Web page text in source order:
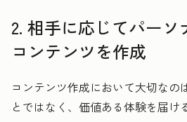
2. 相手に応じてパーソ
コンテンツを作成
コンテンツ作成において大切なの
とではなく、価値ある体験を届け